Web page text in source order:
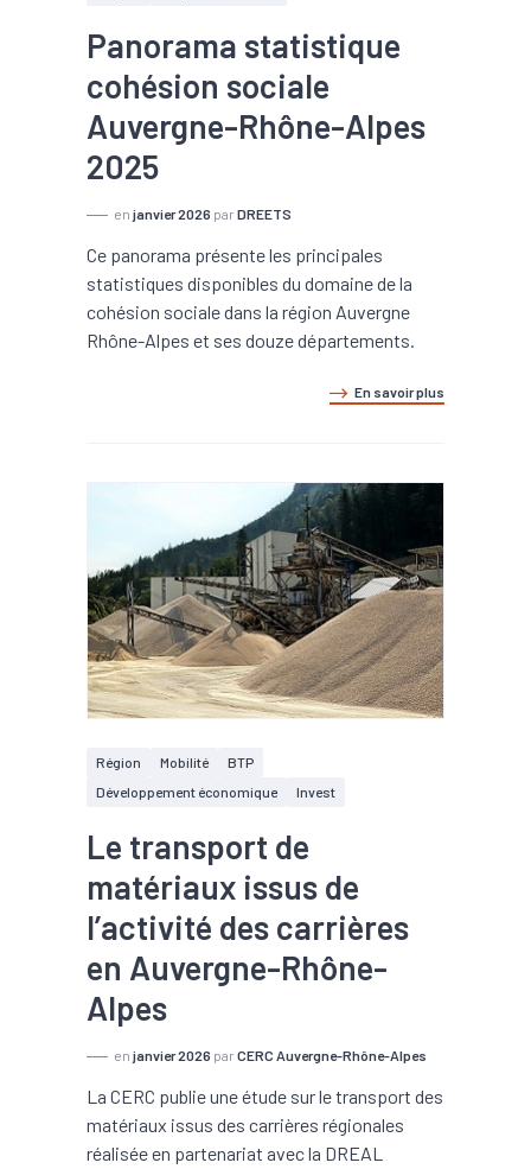
Panorama statistique
cohésion sociale
Auvergne-Rhône-Alpes
2025
en janvier 2026 par DREETS
Ce panorama présente les principales
statistiques disponibles du domaine de la
cohésion sociale dans la région Auvergne
Rhône-Alpes et ses douze départements.
En savoir plus
Région Mobilité
BTP
Développement économique
Invest
Le transport de
matériaux issus de
l’activité des carrières
en Auvergne-Rhône-
Alpes
en janvier 2026 par CERC Auvergne-Rhône-Alpes
La CERC publie une étude sur le transport des
matériaux issus des carrières régionales
réalisée en partenariat avec la DREAL